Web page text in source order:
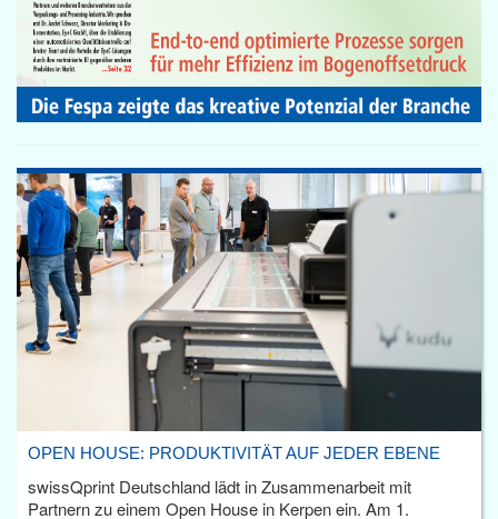
OPEN HOUSE: PRODUKTIVITÄT AUF JEDER EBENE
swissQprint Deutschland lädt in Zusammenarbeit mit
Partnern zu einem Open House in Kerpen ein. Am 1.